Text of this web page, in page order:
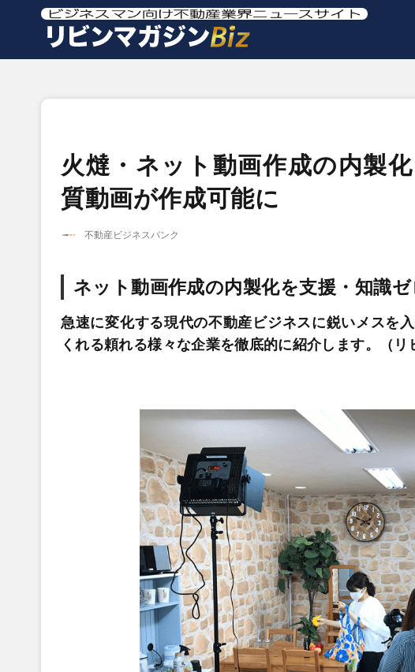
火燵・ネット動画作成の内製
質動画が作成可能に
不動産ビジネスバンク
ネット動画作成の内製化を支援・知識
急速に変化する現代の不動産ビジネスに鋭いメスを
くれる頼れる様々な企業を徹底的に紹介します。（リ